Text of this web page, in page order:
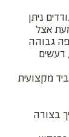
ניתן
אצל
גבוהה
רעשים
מקצועית
בצורה